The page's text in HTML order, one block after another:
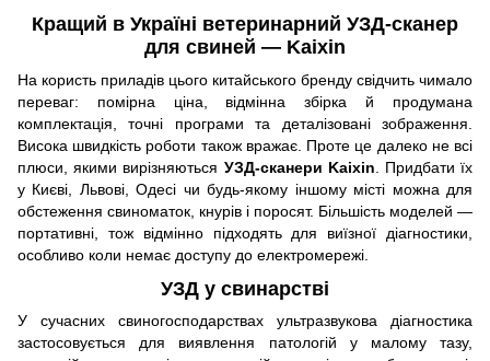
Кращий в Україні ветеринарний УЗД-сканер
для свиней — Kaixin
На користь приладів цього китайського бренду свідчить чимало
переваг: помірна ціна, відмінна збірка й продумана
комплектація, точні програми та деталізовані зображення.
Висока швидкість роботи також вражає. Проте це далеко не всі
плюси, якими вирізняються УЗД-сканери Kaixin . Придбати їх
у Києві, Львові, Одесі чи будь-якому іншому місті можна для
обстеження свиноматок, кнурів і поросят. Більшість моделей —
портативні, тож відмінно підходять для виїзної діагностики,
особливо коли немає доступу до електромережі.
УЗД у свинарстві
У сучасних свиногосподарствах ультразвукова діагностика
застосовується для виявлення патологій у малому тазу,